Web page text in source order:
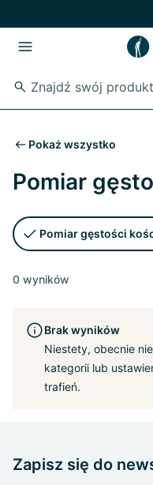
Pokaż wszystko
Pomiar
Pomiar gęstości
0 wyników
Brak wyników
Niestety, obecnie
kategorii lub
trafień.
Zapisz się do